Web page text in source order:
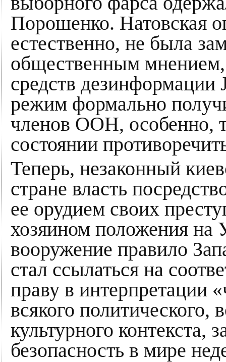
Порошенко. Натовская
естественно, не была
общественным
средств
режим формально
членов ООН, особенно,
состоянии
Теперь, незаконный
стране власть
ее орудием своих
хозяином положения на
вооружение правило
стал ссылаться на
праву в интерпретации
всякого политического,
культурного контекста,
безопасность в мире